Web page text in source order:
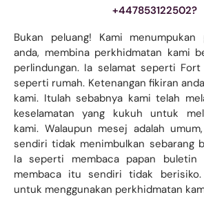
+447853122502?
Bukan peluang! Kami menumpukan
anda, membina perkhidmatan kami
perlindungan. Ia selamat seperti
seperti rumah. Ketenangan fikiran
kami. Itulah sebabnya kami telah
keselamatan yang kukuh untuk
kami. Walaupun mesej adalah
sendiri tidak menimbulkan sebarang
Ia seperti membaca papan buletin
membaca itu sendiri tidak
untuk menggunakan perkhidmatan